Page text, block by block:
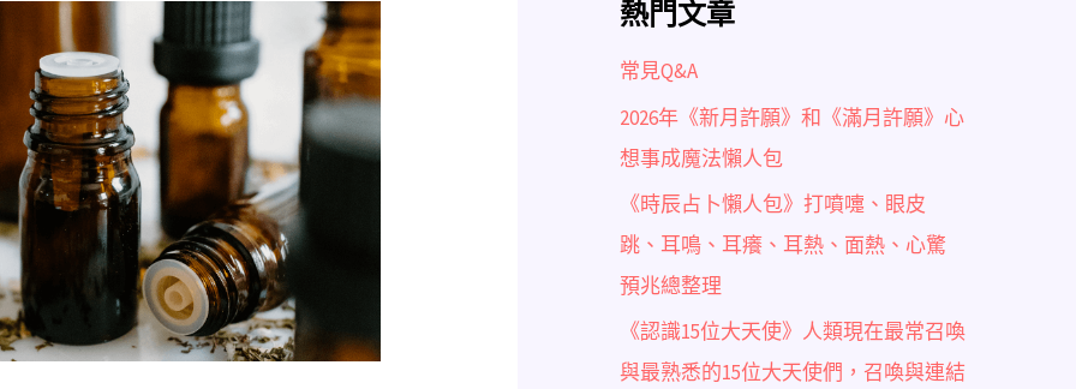
熱門文章
常見Q&A
2026年《新月許願》和《滿月許願》心
想事成魔法懶人包
《時辰占卜懶人包》打噴嚏、眼皮
跳、耳鳴、耳癢、耳熱、面熱、心驚
預兆總整理
《認識15位大天使》人類現在最常召喚
與最熟悉的15位大天使們，召喚與連結